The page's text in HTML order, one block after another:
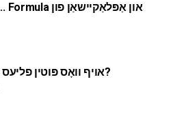
Air Force 1. אויף וואָס פּוטין פליעס?